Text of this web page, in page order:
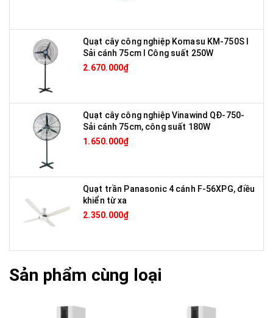
Quạt cây công nghiệp Komasu KM-750S I
Sải cánh 75cm I Công suất 250W
2.670.000₫
Quạt cây công nghiệp Vinawind QĐ-750-
Sải cánh 75cm, công suất 180W
1.650.000₫
Quạt trần Panasonic 4 cánh F-56XPG, điều
khiển từ xa
2.350.000₫
Sản phẩm cùng loại